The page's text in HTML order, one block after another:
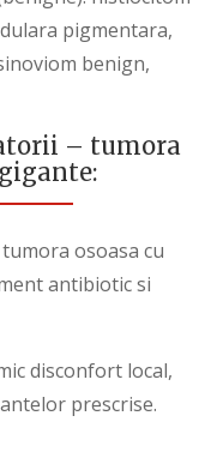
pigmentara,
benign,
– tumora
osoasa cu
antibiotic si
disconfort local,
prescrise.